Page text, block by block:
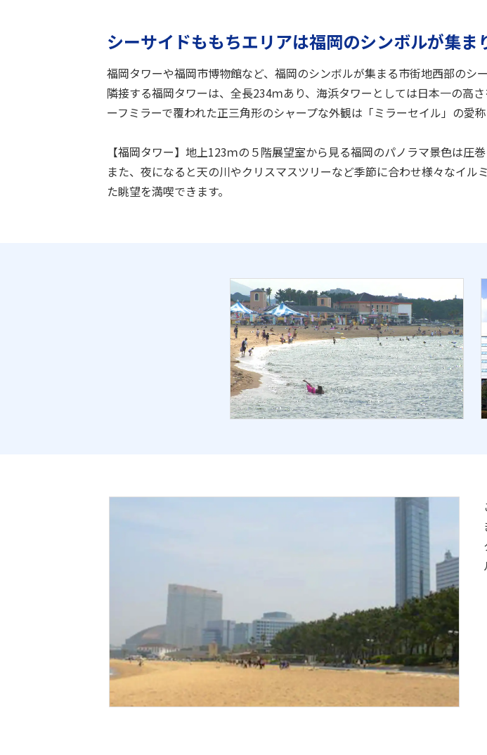
シーサイドももちエリアは福岡のシンボルが集ま
福岡タワーや福岡市博物館など、福岡のシンボルが集まる市街地西部のシ
隣接する福岡タワーは、全長234ｍあり、海浜タワーとしては日本一の高
ーフミラーで覆われた正三角形のシャープな外観は「ミラーセイル」の愛称
【福岡タワー】地上123ｍの５階展望室から見る福岡のパノラマ景色は圧巻
また、夜になると天の川やクリスマスツリーなど季節に合わせ様々なイ
た眺望を満喫できます。